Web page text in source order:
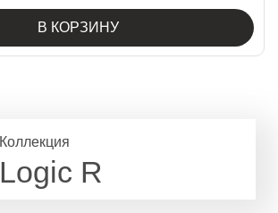
В КОРЗИНУ
Коллекция
Logic R